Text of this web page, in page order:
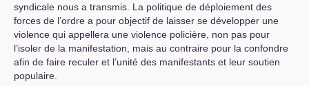
syndicale nous a transmis. La politique de déploiement des
forces de l’ordre a pour objectif de laisser se développer une
violence qui appellera une violence policière, non pas pour
l’isoler de la manifestation, mais au contraire pour la confondre
afin de faire reculer et l’unité des manifestants et leur soutien
populaire.